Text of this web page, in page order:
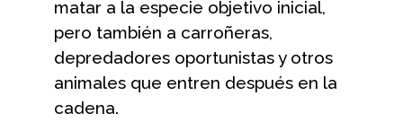
matar a la especie objetivo inicial,
pero también a carroñeras,
depredadores oportunistas y otros
animales que entren después en la
cadena.